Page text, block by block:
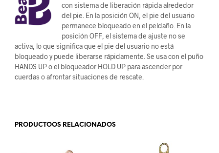
con sistema de liberación rápida alrededor
del pie. En la posición ON, el pie del usuario
permanece bloqueado en el peldaño. En la
posición OFF, el sistema de ajuste no se
activa, lo que significa que el pie del usuario no está
bloqueado y puede liberarse rápidamente. Se usa con el puño
HANDS UP o el bloqueador HOLD UP para ascender por
cuerdas o afrontar situaciones de rescate.
PRODUCTOOS RELACIONADOS